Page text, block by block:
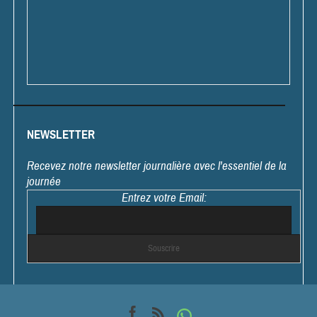
NEWSLETTER
Recevez notre newsletter journalière avec l'essentiel de la
journée
Entrez votre Email: